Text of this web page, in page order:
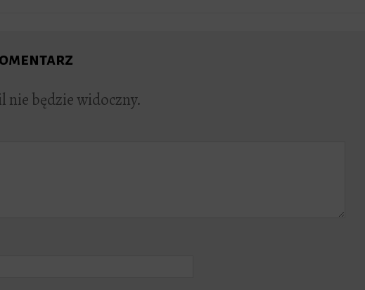
nie będzie widoczny.